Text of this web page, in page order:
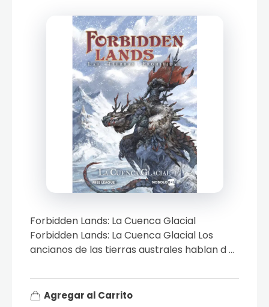
Forbidden Lands: La Cuenca Glacial
Forbidden Lands: La Cuenca Glacial Los
ancianos de las tierras australes hablan d ...
Agregar al Carrito